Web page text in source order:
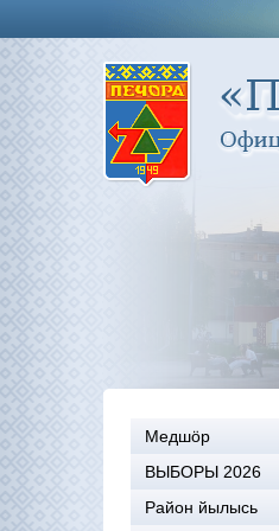
Медшöр
ВЫБОРЫ 2026
Район йылысь